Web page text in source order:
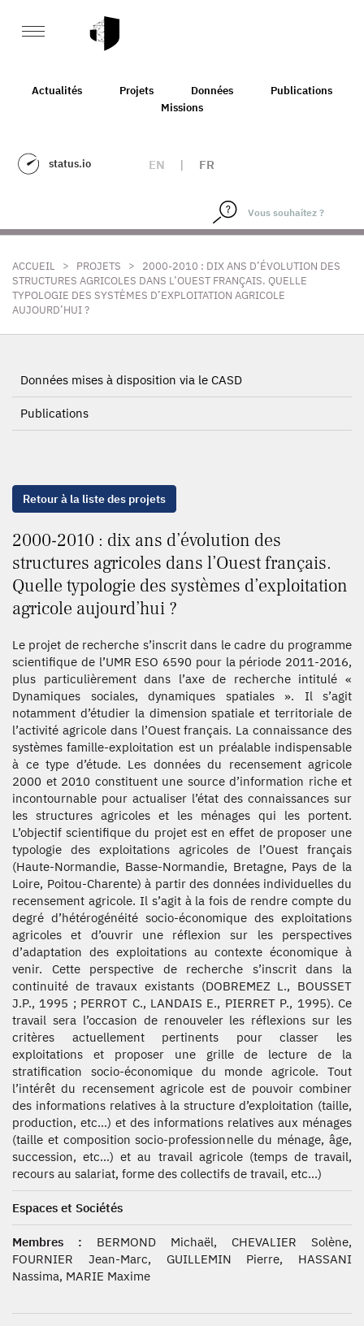
Actualités Projets Données
Publications
Missions
status.io EN | FR
ACCUEIL > PROJETS >
2000-2010 : DIX ANS D’ÉVOLUTION DES
STRUCTURES AGRICOLES DANS L’OUEST FRANÇAIS. QUELLE
TYPOLOGIE DES SYSTÈMES D’EXPLOITATION AGRICOLE
AUJOURD’HUI ?
Données mises à disposition via le CASD
Publications
Retour à la liste des projets
2000-2010 : dix ans d’évolution des
structures agricoles dans l’Ouest français.
Quelle typologie des systèmes d’exploitation
agricole aujourd’hui ?
Le projet de recherche s’inscrit dans le cadre du programme
scientifique de l’UMR ESO 6590 pour la période 2011-2016,
plus particulièrement dans l’axe de recherche intitulé «
Dynamiques sociales, dynamiques spatiales ». Il s’agit
notamment d’étudier la dimension spatiale et territoriale de
l’activité agricole dans l’Ouest français. La connaissance des
systèmes famille-exploitation est un préalable indispensable
à ce type d’étude. Les données du recensement agricole
2000 et 2010 constituent une source d’information riche et
incontournable pour actualiser l’état des connaissances sur
les structures agricoles et les ménages qui les portent.
L’objectif scientifique du projet est en effet de proposer une
typologie des exploitations agricoles de l’Ouest français
(Haute-Normandie, Basse-Normandie, Bretagne, Pays de la
Loire, Poitou-Charente) à partir des données individuelles du
recensement agricole. Il s’agit à la fois de rendre compte du
degré d’hétérogénéité socio-économique des exploitations
agricoles et d’ouvrir une réflexion sur les perspectives
d’adaptation des exploitations au contexte économique à
venir. Cette perspective de recherche s’inscrit dans la
continuité de travaux existants (DOBREMEZ L., BOUSSET
J.P., 1995 ; PERROT C., LANDAIS E., PIERRET P., 1995). Ce
travail sera l’occasion de renouveler les réflexions sur les
critères actuellement pertinents pour classer les
exploitations et proposer une grille de lecture de la
stratification socio-économique du monde agricole. Tout
l’intérêt du recensement agricole est de pouvoir combiner
des informations relatives à la structure d’exploitation (taille,
production, etc…) et des informations relatives aux ménages
(taille et composition socio-professionnelle du ménage, âge,
succession, etc…) et au travail agricole (temps de travail,
recours au salariat, forme des collectifs de travail, etc…)
Espaces et Sociétés
Membres : BERMOND Michaël, CHEVALIER Solène,
FOURNIER Jean-Marc, GUILLEMIN Pierre, HASSANI
Nassima, MARIE Maxime